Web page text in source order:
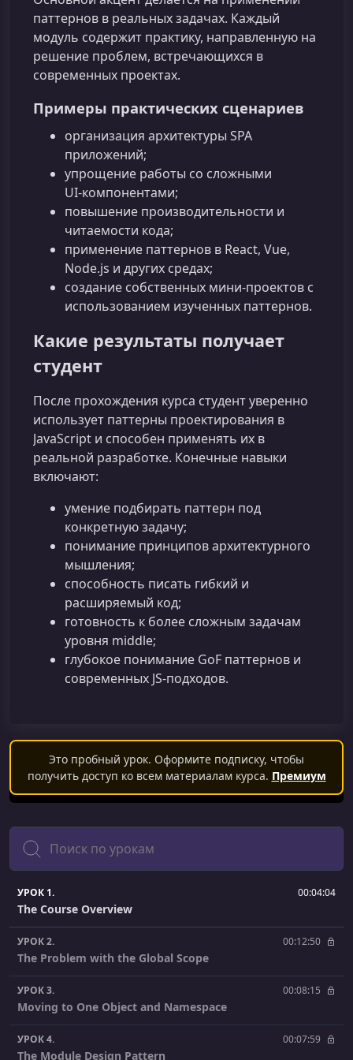
паттернов в реальных задачах. Каждый
модуль содержит практику, направленную на
решение проблем, встречающихся в
современных проектах.
Примеры практических сценариев
организация архитектуры SPA
приложений;
упрощение работы со сложными
UI‑компонентами;
повышение производительности и
читаемости кода;
применение паттернов в React, Vue,
Node.js и других средах;
создание собственных мини‑проектов с
использованием изученных паттернов.
Какие результаты получает
студент
После прохождения курса студент уверенно
использует паттерны проектирования в
JavaScript и способен применять их в
реальной разработке. Конечные навыки
включают:
умение подбирать паттерн под
конкретную задачу;
понимание принципов архитектурного
мышления;
способность писать гибкий и
расширяемый код;
готовность к более сложным задачам
уровня middle;
глубокое понимание GoF паттернов и
современных JS‑подходов.
Это пробный урок. Оформите подписку, чтобы
получить доступ ко всем материалам курса. Премиум
Поиск
УРОК 1. 00:04:04
The Course Overview
УРОК 2. 00:12:50
The Problem with the Global Scope
УРОК 3. 00:08:15
Moving to One Object and Namespace
УРОК 4. 00:07:59
The Module Design Pattern